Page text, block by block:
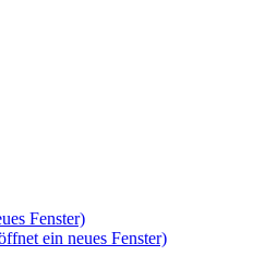
Fenster)
ein neues Fenster)